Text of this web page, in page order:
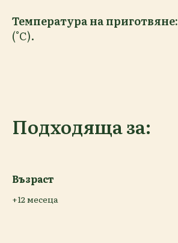
Температура на приготвяне:
(°C).
Подходяща за:
Възраст
+12 месеца